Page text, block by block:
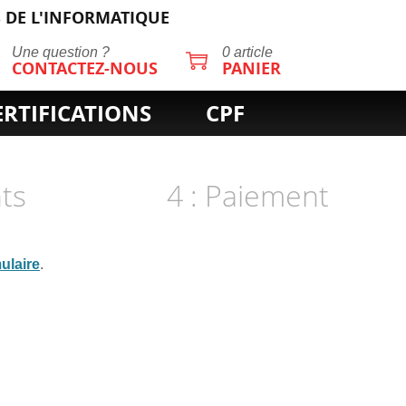
DE L'INFORMATIQUE
Une question ?
CONTACTEZ-NOUS
0 article
PANIER
CPF
4 : Paiement
.